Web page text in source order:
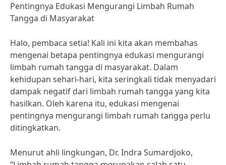
Pentingnya Edukasi Mengurangi Limbah Rumah
Tangga di Masyarakat
Halo, pembaca setia! Kali ini kita akan membahas
mengenai betapa pentingnya edukasi mengurangi
limbah rumah tangga di masyarakat. Dalam
kehidupan sehari-hari, kita seringkali tidak menyadari
dampak negatif dari limbah rumah tangga yang kita
hasilkan. Oleh karena itu, edukasi mengenai
pentingnya mengurangi limbah rumah tangga perlu
ditingkatkan.
Menurut ahli lingkungan, Dr. Indra Sumardjoko,